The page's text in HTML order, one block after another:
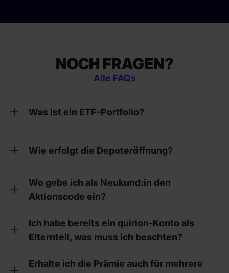
NOCH FRAGEN?
Alle FAQs
Was ist ein ETF-Portfolio?
Wie erfolgt die Depoteröffnung?
Wo gebe ich als Neukund:in den
Aktionscode ein?
Ich habe bereits ein quirion-Konto als
Elternteil, was muss ich beachten?
Erhalte ich die Prämie auch für mehrere